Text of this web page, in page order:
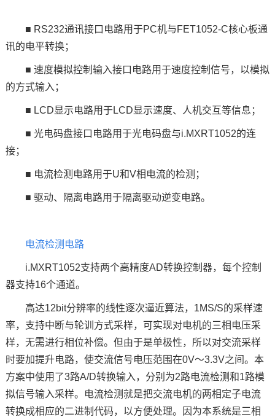
■ RS232通讯接口 电路用于PC机与FET1052-C核心板通
讯的电平转换；
■ 速度模拟控制输入接口电路用于速度控制信号，以模拟
的方式输入；
■ LCD显示电路用于LCD显示速度、 人机交互等信息；
■ 光电码盘接口电路用于光电码盘与i.MXRT1052的连
接；
■ 电流检测电路用于U和V相电流的检测；
■ 驱动、隔离电路用于隔离驱动逆变电路。
电流检测电路
i.MXRT1052支持两个高精度AD转换控制器，每个控制
器支持16个通道。
高达12bit分辨率的线性逐次逼近算法，1MS/S的采样速
率，支持中断与轮训方式采样，可实现对电机的三相电压采
样，无需进行相位补偿。但由于是单极性，所以对交流采样
时要加提升电路，使交流信号电压范围在0V～3.3V之间。本
方案中使用了3路A/D转换输入，分别为2路电流检测和1路模
拟信号输入采样。电流检测就是把交流电机的两相定子电流
转换成相应的二进制代码，以方便处理。因为本系统是三相